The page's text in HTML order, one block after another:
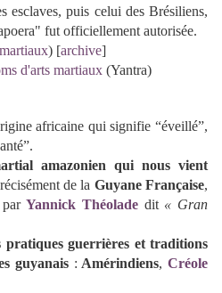
esclaves, puis celui des Brésiliens,
fut officiellement autorisée.
) [archive]
d'arts martiaux (Yantra)
africaine qui signifie “éveillé”,
amazonien qui nous vient
de la Guyane Française,
parYannick Théoladedit « Gran
guerrières et traditions
guyanais: Amérindiens, Créole